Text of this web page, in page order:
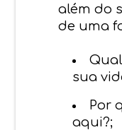
além do
de uma
sua
Por
aqui?;